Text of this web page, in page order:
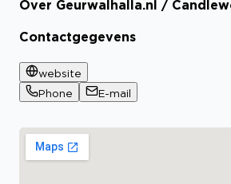
Over Geurwalhalla.nl /
Contactgegevens
website
Phone
E-mail